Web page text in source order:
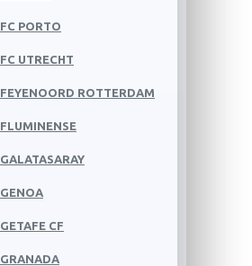
FC PORTO
FC UTRECHT
FEYENOORD ROTTERDAM
FLUMINENSE
GALATASARAY
GENOA
GETAFE CF
GRANADA